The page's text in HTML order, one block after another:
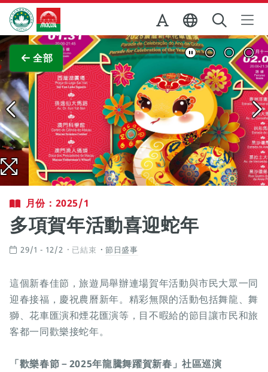
跳至主内容
澳門特別行政區政府旅遊局
全部
查看原圖
月份：2025/1
多項賀年活動喜迎蛇年
29/1 - 12/2 已結束 節日盛事
這個新春佳節，旅遊局舉辦連場賀年活動與市民大眾一同
迎春接福，慶祝農曆新年。精彩無限的活動包括舞龍、舞
獅、花車匯演和煙花匯演等，目不暇給的節目讓市民和旅
客都一同歡樂接蛇年。
「歡樂春節－2025年龍騰舞躍賀新春」社區巡演